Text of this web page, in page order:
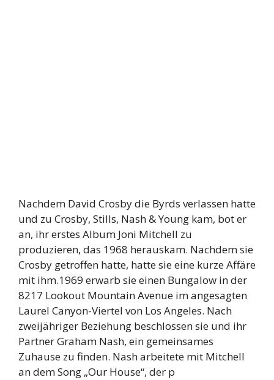
Nachdem David Crosby die Byrds verlassen hatte
und zu Crosby, Stills, Nash & Young kam, bot er
an, ihr erstes Album Joni Mitchell zu
produzieren, das 1968 herauskam. Nachdem sie
Crosby getroffen hatte, hatte sie eine kurze Affäre
mit ihm.1969 erwarb sie einen Bungalow in der
8217 Lookout Mountain Avenue im angesagten
Laurel Canyon-Viertel von Los Angeles. Nach
zweijähriger Beziehung beschlossen sie und ihr
Partner Graham Nash, ein gemeinsames
Zuhause zu finden. Nash arbeitete mit Mitchell
an dem Song „Our House“, der p